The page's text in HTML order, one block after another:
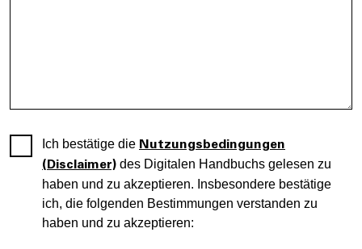
Ich bestätige die Nutzungsbedingungen
(Disclaimer) des Digitalen Handbuchs gelesen zu
haben und zu akzeptieren. Insbesondere bestätige
ich, die folgenden Bestimmungen verstanden zu
haben und zu akzeptieren: